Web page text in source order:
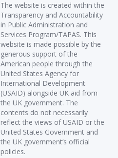
The website is created within the
Transparency and Accountability
in Public Administration and
Services Program/TAPAS. This
website is made possible by the
generous support of the
American people through the
United States Agency for
International Development
(USAID) alongside UK aid from
the UK government. The
contents do not necessarily
reflect the views of USAID or the
United States Government and
the UK government’s official
policies.